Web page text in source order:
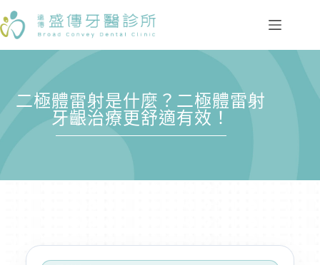
二極體雷射是什麼？二極體雷射
牙齦治療更舒適有效！